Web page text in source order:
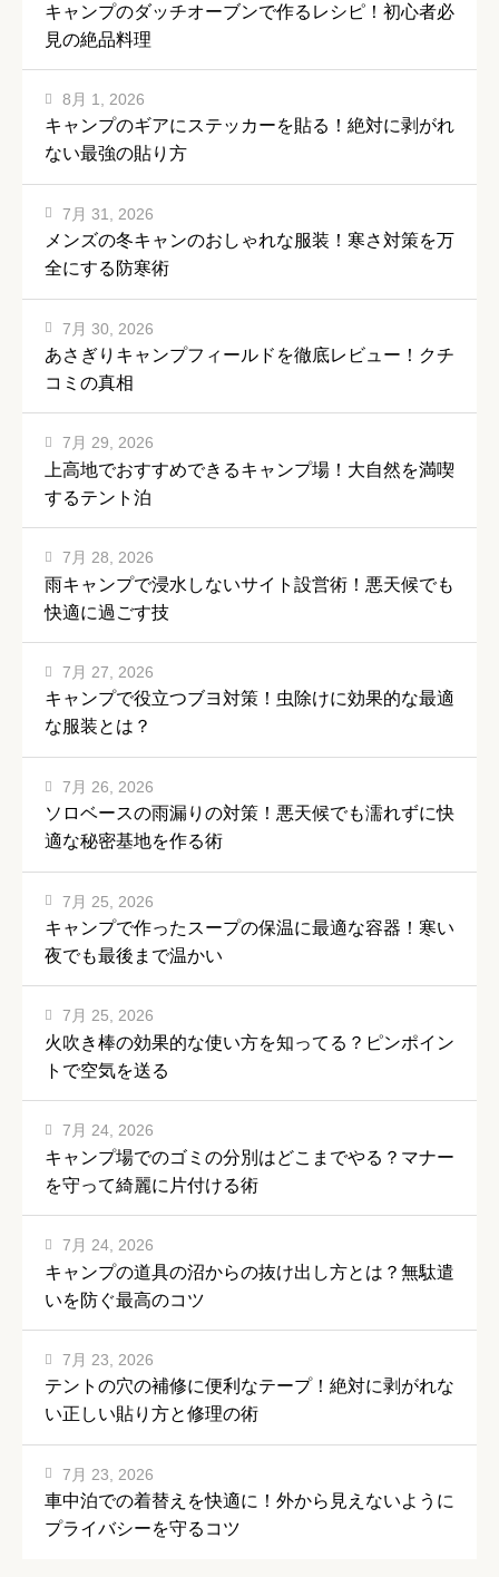
キャンプのダッチオーブンで作るレシピ！初心者必
見の絶品料理
キャンプのギアにステッカーを貼る！絶対に剥がれ
ない最強の貼り方
8月 1, 2026
メンズの冬キャンのおしゃれな服装！寒さ対策を万
全にする防寒術
7月 31, 2026
あさぎりキャンプフィールドを徹底レビュー！クチ
コミの真相
7月 30, 2026
上高地でおすすめできるキャンプ場！大自然を満喫
するテント泊
7月 29, 2026
雨キャンプで浸水しないサイト設営術！悪天候でも
快適に過ごす技
7月 28, 2026
キャンプで役立つブヨ対策！虫除けに効果的な最適
な服装とは？
7月 27, 2026
ソロベースの雨漏りの対策！悪天候でも濡れずに快
適な秘密基地を作る術
7月 26, 2026
キャンプで作ったスープの保温に最適な容器！寒い
夜でも最後まで温かい
7月 25, 2026
火吹き棒の効果的な使い方を知ってる？ピンポイン
トで空気を送る
7月 25, 2026
キャンプ場でのゴミの分別はどこまでやる？マナー
を守って綺麗に片付ける術
7月 24, 2026
キャンプの道具の沼からの抜け出し方とは？無駄遣
いを防ぐ最高のコツ
7月 24, 2026
テントの穴の補修に便利なテープ！絶対に剥がれな
い正しい貼り方と修理の術
7月 23, 2026
車中泊での着替えを快適に！外から見えないように
プライバシーを守るコツ
7月 23, 2026